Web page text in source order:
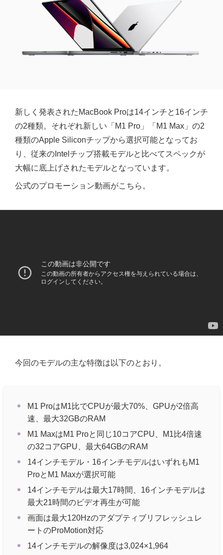
新しく発表されたMacBook Proは14インチと16インチ
の2種類。それぞれ新しい「M1 Pro」「M1 Max」の2
種類のApple Siliconチップから選択可能となってお
り、従来のIntelチップ搭載モデルと比べてスペックが
大幅に底上げされたモデルとなっています。
公式のプロモーション動画がこちら。
今回のモデルの主な特徴は以下のとおり。
M1 ProはM1比でCPUが最大70%、GPUが2倍高
速、最大32GBのRAM
M1 MaxはM1 Proと同じ10コアCPU、M1比4倍速
の32コアGPU、最大64GBのRAM
14インチモデル・16インチモデルはいずれもM1
ProとM1 Maxが選択可能
14インチモデルは最大17時間、16インチモデルは
最大21時間のビデオ再生が可能
画面は最大120Hzのアダプティブリフレッシュレ
ートのProMotion対応
14インチモデルの解像度は3,024×1,964